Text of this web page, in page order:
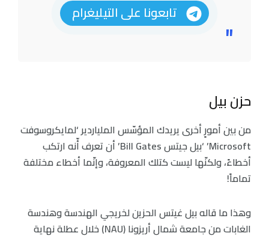
تابعونا على التيليغرام
حزن بيل
من بين أمورٍ أخرى يريدك المؤسّس الملياردير ‘لمايكروسوفت
Microsoft’ ‘بيل جيتس Bill Gates’ أن تعرف أّنه ارتكب
أخطاءً، ولكنّها ليست كتلك المعروفة، وإنّما أخطاء مختلفة
تماماً!
وهذا ما قاله بيل غيتس الحزين لخريجي الهندسة وهندسة
الغابات من جامعة شمال أريزونا (NAU) خلال عطلة نهاية